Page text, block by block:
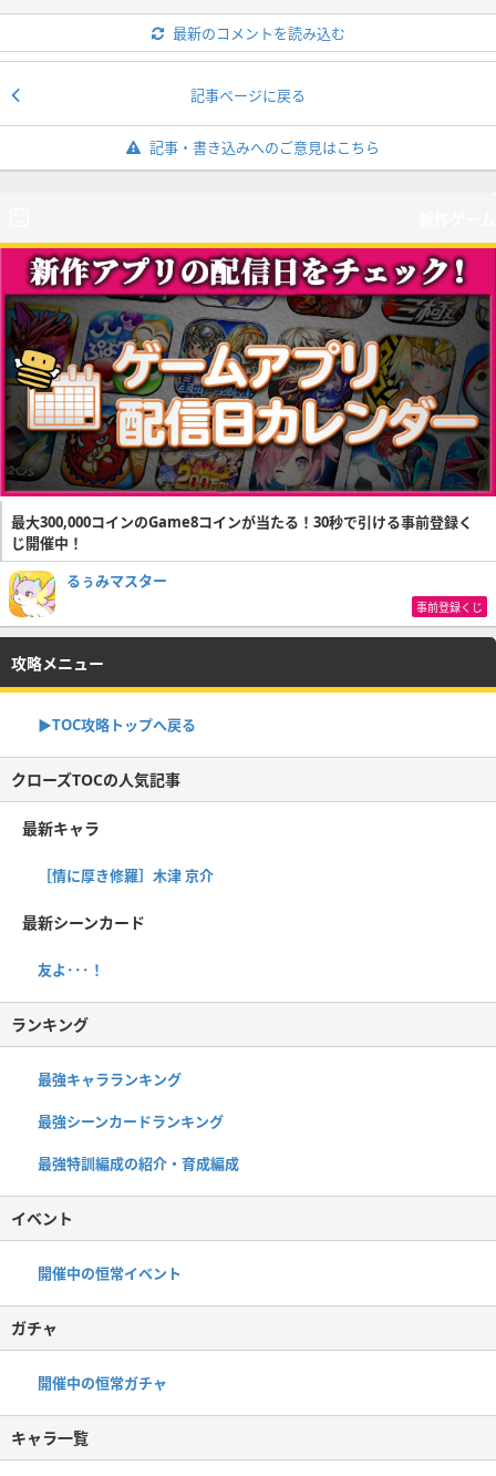
最新のコメントを読み込む
記事ページに戻る
記事・書き込みへのご意見はこちら
最大300,000コインのGame8コインが当たる！30秒で引ける事前登録く
じ開催中！
るぅみマスター
事前登録くじ
攻略メニュー
▶TOC攻略トップへ戻る
クローズTOCの人気記事
最新キャラ
［情に厚き修羅］木津 京介
最新シーンカード
友よ･･･！
ランキング
最強キャラランキング
最強シーンカードランキング
最強特訓編成の紹介・育成編成
イベント
開催中の恒常イベント
ガチャ
開催中の恒常ガチャ
キャラ一覧